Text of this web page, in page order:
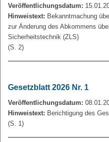
Veröffentlichungsdatum:
Hinweistext: Bekanntmachung
zur Änderung des Abkommens
Sicherheitstechnik (ZLS)
(S. 2)
Gesetzblatt 2026 Nr. 1
Veröffentlichungsdatum:
Hinweistext: Berichtigung des
(S. 1)